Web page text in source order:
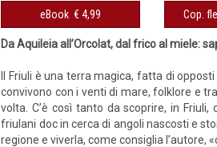
eBook € 4,99 Cop.
Da Aquileia all’Orcolat, dal frico al miele:
Il Friuli è una terra magica, fatta di
convivono con i venti di mare, folklore e
volta. C’è così tanto da scoprire, in
friulani doc in cerca di angoli nascosti e
regione e viverla, come consiglia l’autore,